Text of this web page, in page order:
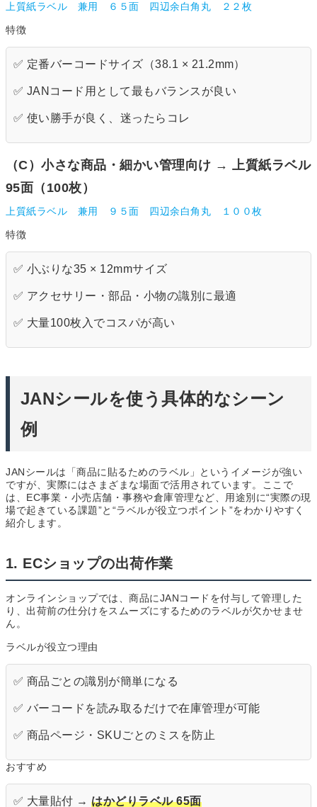
上質紙ラベル 兼用 ６５面 四辺余白角丸 ２２枚
特徴
✅ 定番バーコードサイズ（38.1 × 21.2mm）
✅ JANコード用として最もバランスが良い
✅ 使い勝手が良く、迷ったらコレ
（C）小さな商品・細かい管理向け → 上質紙ラベル
95面（100枚）
上質紙ラベル 兼用 ９５面 四辺余白角丸 １００枚
特徴
✅ 小ぶりな35 × 12mmサイズ
✅ アクセサリー・部品・小物の識別に最適
✅ 大量100枚入でコスパが高い
JANシールを使う具体的なシーン
例
JANシールは「商品に貼るためのラベル」というイメージが強い
ですが、実際にはさまざまな場面で活用されています。ここで
は、EC事業・小売店舗・事務や倉庫管理など、用途別に“実際の現
場で起きている課題”と“ラベルが役立つポイント”をわかりやすく
紹介します。
1. ECショップの出荷作業
オンラインショップでは、商品にJANコードを付与して管理した
り、出荷前の仕分けをスムーズにするためのラベルが欠かせませ
ん。
ラベルが役立つ理由
✅ 商品ごとの識別が簡単になる
✅ バーコードを読み取るだけで在庫管理が可能
✅ 商品ページ・SKUごとのミスを防止
おすすめ
✅ 大量貼付 →はかどりラベル 65面